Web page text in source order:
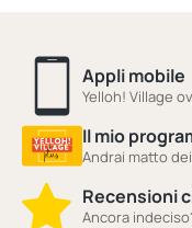
Appli mobile
Yelloh! Village
Il mio
Andrai matto
Recensioni
Ancora